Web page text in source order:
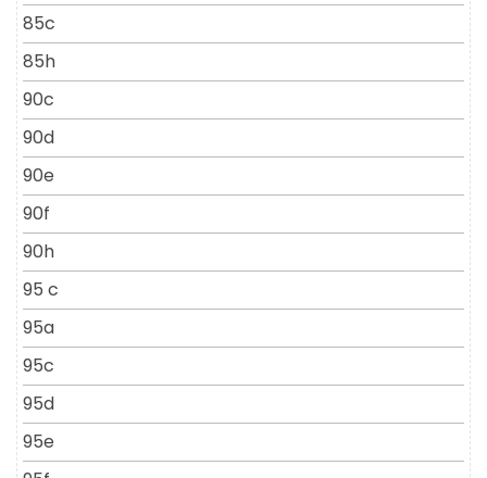
85c
85h
90c
90d
90e
90f
90h
95 c
95a
95c
95d
95e